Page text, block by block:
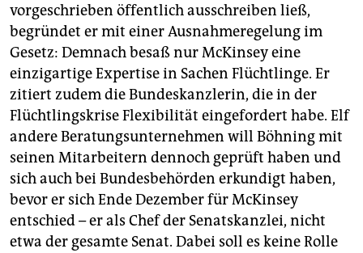
vorgeschrieben öffentlich ausschreiben ließ,
begründet er mit einer Ausnahmeregelung im
Gesetz: Demnach besaß nur McKinsey eine
einzigartige Expertise in Sachen Flüchtlinge. Er
zitiert zudem die Bundeskanzlerin, die in der
Flüchtlingskrise Flexibilität eingefordert habe. Elf
andere Beratungsunternehmen will Böhning mit
seinen Mitarbeitern dennoch geprüft haben und
sich auch bei Bundesbehörden erkundigt haben,
bevor er sich Ende Dezember für McKinsey
entschied – er als Chef der Senatskanzlei, nicht
etwa der gesamte Senat. Dabei soll es keine Rolle